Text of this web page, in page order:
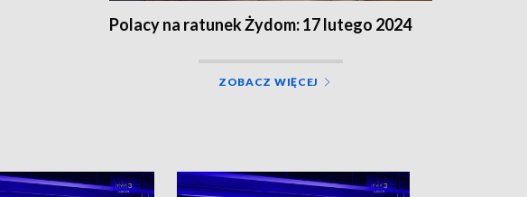
Polacy na ratunek Żydom: 17 lutego 2024
ZOBACZ WIĘCEJ